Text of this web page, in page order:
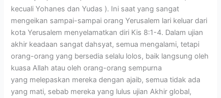
kecuali Yohanes dan Yudas ). Ini saat yang sangat
mengeikan sampai-sampai orang Yerusalem lari keluar dari
kota Yerusalem menyelamatkan diri Kis 8:1-4. Dalam ujian
akhir keadaan sangat dahsyat, semua mengalami, tetapi
orang-orang yang bersedia selalu lolos, baik langsung oleh
kuasa Allah atau oleh orang-orang sempurna
yang melepaskan mereka dengan ajaib, semua tidak ada
yang mati, sebab mereka yang lulus ujian Akhir global,